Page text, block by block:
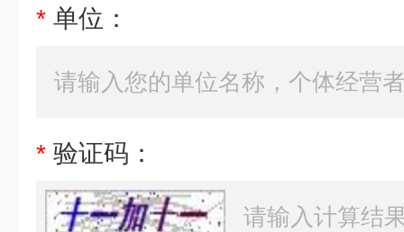
* 单位：
* 验证码：